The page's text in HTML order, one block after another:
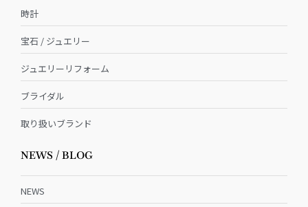
時計
宝石 / ジュエリー
ジュエリーリフォーム
ブライダル
取り扱いブランド
NEWS / BLOG
NEWS